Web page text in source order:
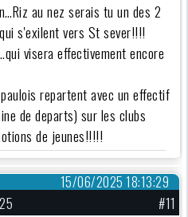
au nez serais tu un des 2
s'exilent vers St sever!!!!
visera effectivement encore
repartent avec un effectif
de departs) sur les clubs
de jeunes!!!!!
15/06/2025 18:13:29
#11